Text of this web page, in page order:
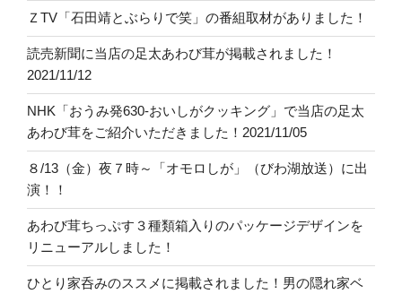
ＺTV「石田靖とぶらりで笑」の番組取材がありました！
読売新聞に当店の足太あわび茸が掲載されました！
2021/11/12
NHK「おうみ発630-おいしがクッキング」で当店の足太
あわび茸をご紹介いただきました！2021/11/05
８/13（金）夜７時～「オモロしが」（びわ湖放送）に出
演！！
あわび茸ちっぷす３種類箱入りのパッケージデザインを
リニューアルしました！
ひとり家呑みのススメに掲載されました！男の隠れ家ベ